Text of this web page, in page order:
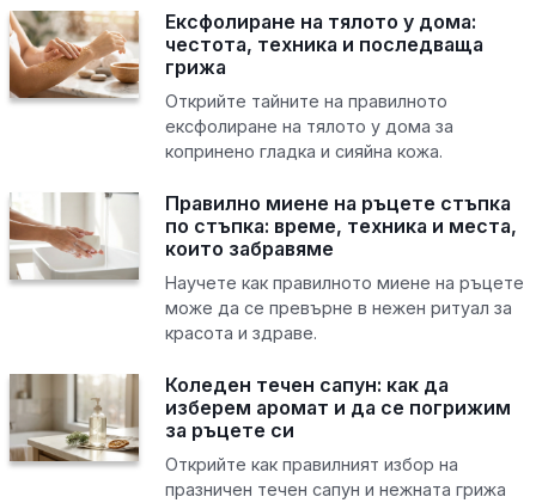
Ексфолиране на тялото у дома:
честота, техника и последваща
грижа
Открийте тайните на правилното
ексфолиране на тялото у дома за
копринено гладка и сияйна кожа.
Правилно миене на ръцете стъпка
по стъпка: време, техника и места,
които забравяме
Научете как правилното миене на ръцете
може да се превърне в нежен ритуал за
красота и здраве.
Коледен течен сапун: как да
изберем аромат и да се погрижим
за ръцете си
Открийте как правилният избор на
празничен течен сапун и нежната грижа